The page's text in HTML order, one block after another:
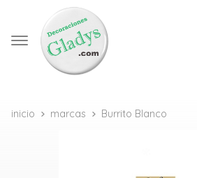
inicio marcas Burrito Blanco